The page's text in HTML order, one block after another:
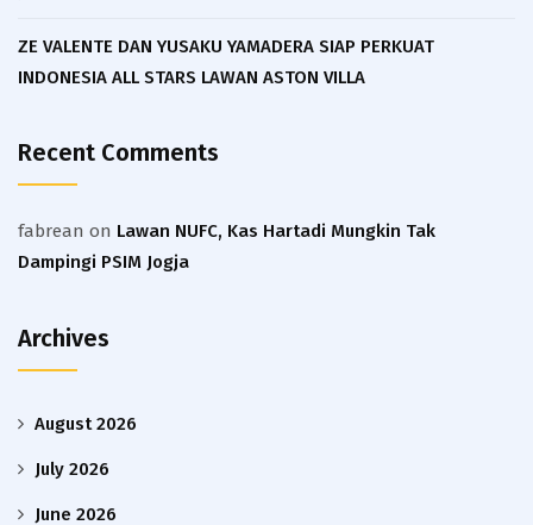
ZE VALENTE DAN YUSAKU YAMADERA SIAP PERKUAT
INDONESIA ALL STARS LAWAN ASTON VILLA
Recent Comments
fabrean on Lawan NUFC, Kas Hartadi Mungkin Tak
Dampingi PSIM Jogja
Archives
August 2026
July 2026
June 2026